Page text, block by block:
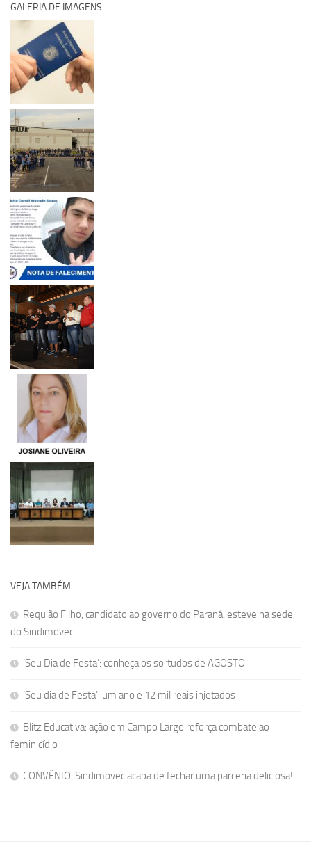
GALERIA DE IMAGENS
VEJA TAMBÉM
Requião Filho, candidato ao governo do Paraná, esteve na sede
do Sindimovec
‘Seu Dia de Festa’: conheça os sortudos de AGOSTO
‘Seu dia de Festa’: um ano e 12 mil reais injetados
Blitz Educativa: ação em Campo Largo reforça combate ao
feminicídio
CONVÊNIO: Sindimovec acaba de fechar uma parceria deliciosa!